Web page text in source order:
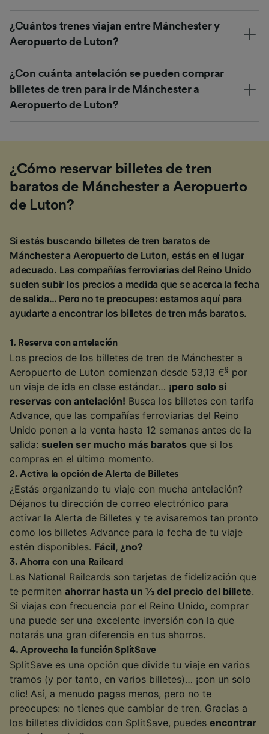
¿Cuántos trenes viajan entre Mánchester y
Aeropuerto de Luton?
¿Con cuánta antelación se pueden comprar
billetes de tren para ir de Mánchester a
Aeropuerto de Luton?
¿Cómo reservar billetes de tren
baratos de Mánchester a Aeropuerto
de Luton?
Si estás buscando billetes de tren baratos de
Mánchester a Aeropuerto de Luton, estás en el lugar
adecuado. Las compañías ferroviarias del Reino Unido
suelen subir los precios a medida que se acerca la fecha
de salida… Pero no te preocupes: estamos aquí para
ayudarte a encontrar los billetes de tren más baratos.
1 . Reserva con antelación
Los precios de los billetes de tren de Mánchester a
Aeropuerto de Luton comienzan desde 53,13 €§ por
un viaje de ida en clase estándar… ¡pero solo si
reservas con antelación! Busca los billetes con tarifa
Advance, que las compañías ferroviarias del Reino
Unido ponen a la venta hasta 12 semanas antes de la
salida: suelen ser mucho más baratos que si los
compras en el último momento.
2.Activa la opción de Alerta de Billetes
¿Estás organizando tu viaje con mucha antelación?
Déjanos tu dirección de correo electrónico para
activar la Alerta de Billetes y te avisaremos tan pronto
como los billetes Advance para la fecha de tu viaje
estén disponibles. Fácil, ¿no?
3.Ahorra con una Railcard
Las National Railcards son tarjetas de fidelización que
te permiten ahorrar hasta un ⅓ del precio del billete.
Si viajas con frecuencia por el Reino Unido, comprar
una puede ser una excelente inversión con la que
notarás una gran diferencia en tus ahorros.
4.Aprovecha la función SplitSave
SplitSave es una opción que divide tu viaje en varios
tramos (y por tanto, en varios billetes)… ¡con un solo
clic! Así, a menudo pagas menos, pero no te
preocupes: no tienes que cambiar de tren. Gracias a
los billetes divididos con SplitSave, puedes encontrar